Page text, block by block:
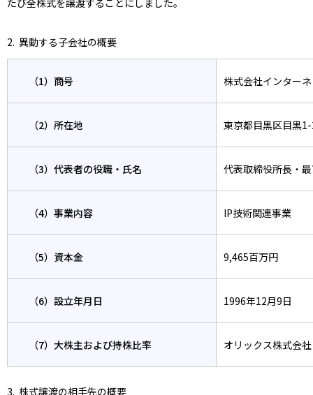
2. 異動する子会社の概要
（1）商号 株式会社インター
（2）所在地 東京都目黒区目黒
（3）代表者の役職・氏名 代表取締役所長・
（4）事業内容 IP技術関連事業
（5）資本金 9,465百万円
（6）設立年月日 1996年12月9日
（7）大株主および持株比率 オリックス株式会
3. 株式譲渡の相手先の概要